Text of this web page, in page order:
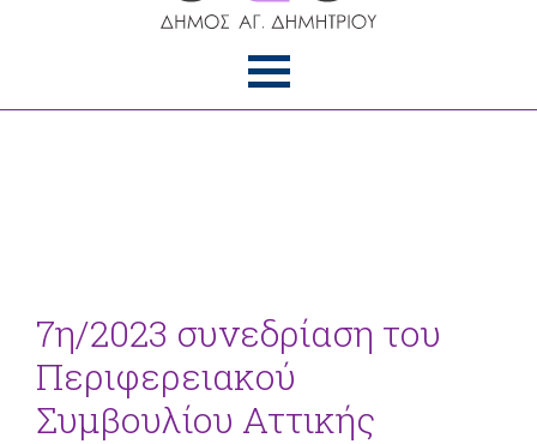
7η/2023 συνεδρίαση του
Περιφερειακού
Συμβουλίου Αττικής